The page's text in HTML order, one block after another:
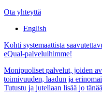
Ota yhteyttä
English
Kohti systemaattista
eQual-palveluihimme!
Monipuoliset palvelut, joiden
toimivuuden, laadun ja
Tutustu ja jutellaan lisää jo